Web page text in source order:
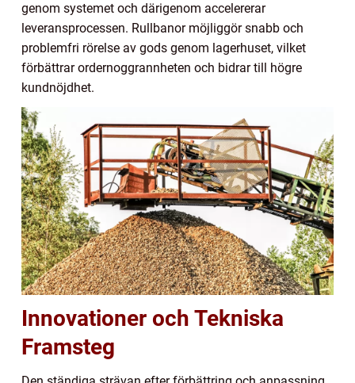
genom systemet och därigenom accelererar
leveransprocessen. Rullbanor möjliggör snabb och
problemfri rörelse av gods genom lagerhuset, vilket
förbättrar ordernoggrannheten och bidrar till högre
kundnöjdhet.
Innovationer och Tekniska
Framsteg